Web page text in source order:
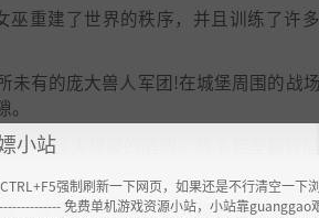
重建了世界的秩序，并且训练了许
未有的庞大兽人军团!在城堡周围的战
一种超大规模的陷阱。放下巨型翻转
，将您的名字刻在兽人屠戮名人堂中
小站
强制刷新一下网页，如果还是不行清空一下
免费单机游戏资源小站，小站靠guanggao